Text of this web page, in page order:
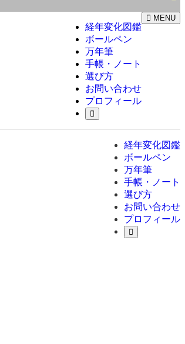
経年変化図鑑
ボールペン
万年筆
手帳・ノート
選び方
お問い合わせ
プロフィール
MENU
経年変化図鑑
ボールペン
万年筆
手帳・ノート
選び方
お問い合わせ
プロフィール